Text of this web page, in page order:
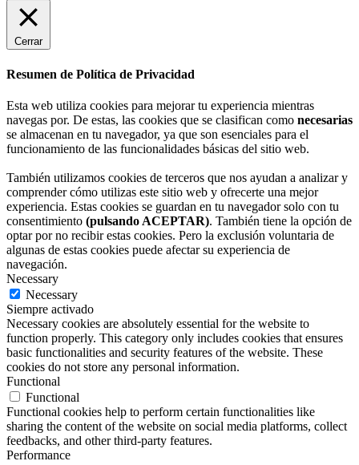
Cerrar
Resumen de Política de Privacidad
Esta web utiliza cookies para mejorar tu experiencia mientras
navegas por. De estas, las cookies que se clasifican como necesarias
se almacenan en tu navegador, ya que son esenciales para el
funcionamiento de las funcionalidades básicas del sitio web.
También utilizamos cookies de terceros que nos ayudan a analizar y
comprender cómo utilizas este sitio web y ofrecerte una mejor
experiencia. Estas cookies se guardan en tu navegador solo con tu
consentimiento (pulsando ACEPTAR). También tiene la opción de
optar por no recibir estas cookies. Pero la exclusión voluntaria de
algunas de estas cookies puede afectar su experiencia de
navegación.
Necessary
Necessary
Siempre activado
Necessary cookies are absolutely essential for the website to
function properly. This category only includes cookies that ensures
basic functionalities and security features of the website. These
cookies do not store any personal information.
Functional
Functional
Functional cookies help to perform certain functionalities like
sharing the content of the website on social media platforms, collect
feedbacks, and other third-party features.
Performance